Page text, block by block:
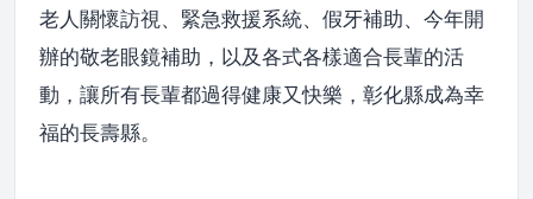
老人關懷訪視、緊急救援系統、假牙補助、今年開
辦的敬老眼鏡補助，以及各式各樣適合長輩的活
動，讓所有長輩都過得健康又快樂，彰化縣成為幸
福的長壽縣。